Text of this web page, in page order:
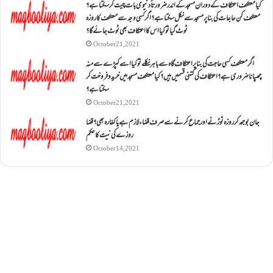
کیا معتکف اعتکاف کے دوران مسجد کے اندر ضرورتاً دنیوی بات چیت کر سکتا ہے؟
معتکف کن حاجات کی بنا پر مسجد سے نکل سکتا ہے؟ اگر کسی وجہ سے معتکف کا روزہ
ٹوٹ گیا تو کیا اس کا اعتکاف بھی ٹوٹ جائے گا؟
October 21, 2021
اگر معتکف کسی حاجت کی بنا پر اعتکاف گاہ سے باہر نکلے تو کیا اسے کپڑے سے منہ
چھپانا ضروری ہے؟اعتکاف کی کتنی قسمیں ہیں؟کیا معتکف مسجد میں خرید و فروخت کر
سکتا ہے؟
October 21, 2021
جان بوجھ کر روزہ ٹوڑنے اور جماع کرنے سے صرف قضاء لازم ہے یا کفارہ بھی؟ قضا
روزے کی نیت کا حکم
October 14, 2021